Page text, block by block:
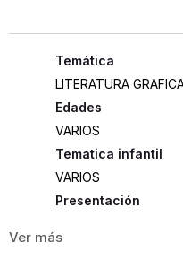
aunque al tocar el agua
original, ello no significa que
tragedia...LITERATURA
Edades
VARIOS
Tematica infantil
VARIOS
Presentación